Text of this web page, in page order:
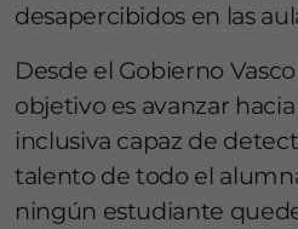
desapercibidos en las
Desde el Gobierno
objetivo es avanzar
inclusiva capaz de
talento de todo el
ningún estudiante